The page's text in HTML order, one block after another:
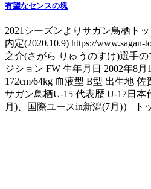
有望なセンスの塊
2021シーズンよりサガン鳥栖ト
内定(2020.10.9) https://www.sagan-
之介(さがら りゅうのすけ)選手
ジション FW 生年月日 2002年8
172cm/64kg 血液型 B型 出生地
サガン鳥栖U-15 代表歴 U-17日
月)、国際ユースin新潟(7月)） ト